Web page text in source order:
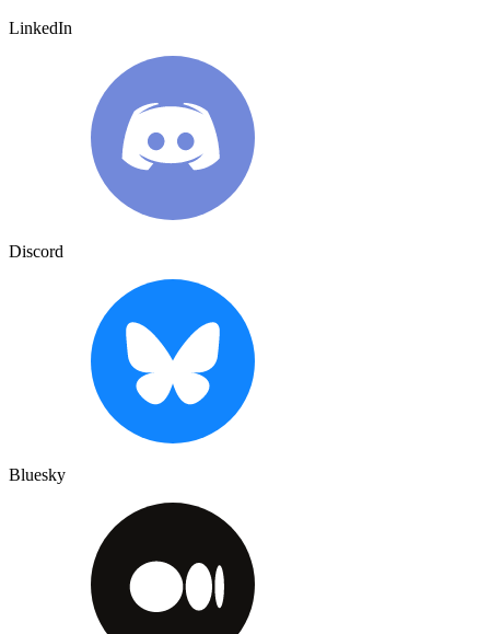
LinkedIn
Discord
Bluesky